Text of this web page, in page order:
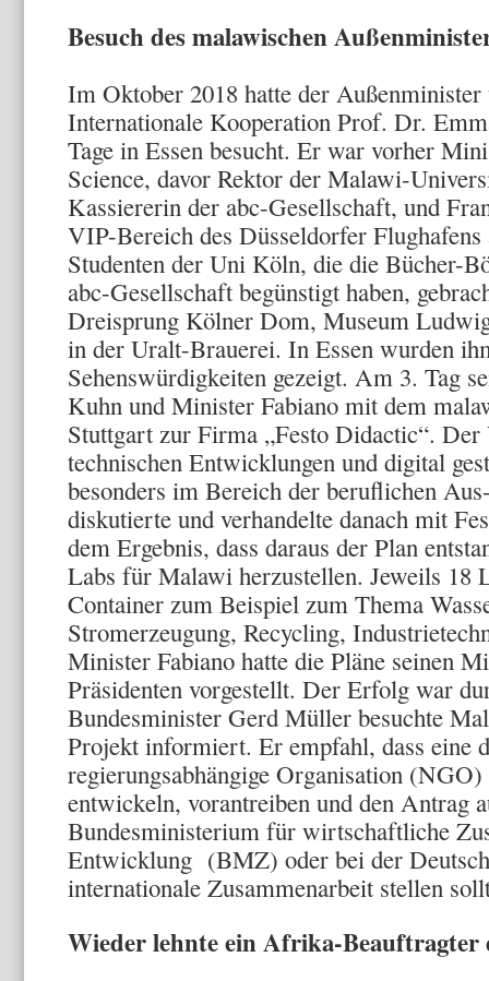
Besuch des malawischen
Im Oktober 2018 hatte der
Internationale Kooperation Prof. Dr.
Tage in Essen besucht. Er war vorher
Science, davor Rektor der Malawi-
Kassiererin der abc-Gesellschaft, und
VIP-Bereich des Düsseldorfer
Studenten der Uni Köln, die die Bücher-
abc-Gesellschaft begünstigt haben,
Dreisprung Kölner Dom, Museum
in der Uralt-Brauerei. In Essen wurden
Sehenswürdigkeiten gezeigt. Am 3. Tag
Kuhn und Minister Fabiano mit dem
Stuttgart zur Firma „Festo Didactic“.
technischen Entwicklungen und digital
besonders im Bereich der beruflichen
diskutierte und verhandelte danach mit
dem Ergebnis, dass daraus der Plan
Labs für Malawi herzustellen. Jeweils 18
Container zum Beispiel zum Thema
Stromerzeugung, Recycling,
Minister Fabiano hatte die Pläne seinen
Präsidenten vorgestellt. Der Erfolg war
Bundesminister Gerd Müller besuchte
Projekt informiert. Er empfahl, dass eine
regierungsabhängige Organisation
entwickeln, vorantreiben und den Antrag
Bundesministerium für wirtschaftliche
Entwicklung (BMZ) oder bei der
internationale Zusammenarbeit stellen
Wieder lehnte ein Afrika-Beauftragter